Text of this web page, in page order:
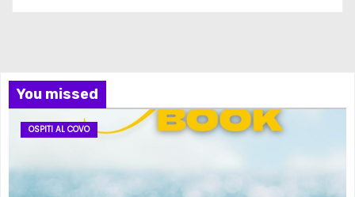
You missed
OSPITI AL COVO